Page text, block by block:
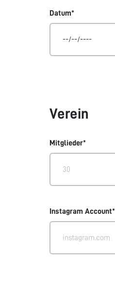
Datum*
Verein
Mitglieder*
Instagram Account*